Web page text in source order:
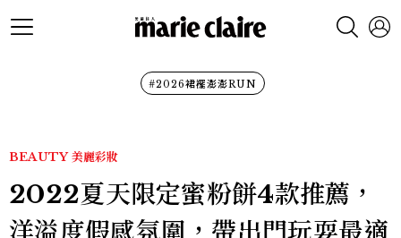
#2026裙襬澎澎RUN
BEAUTY 美麗彩妝
2022夏天限定蜜粉餅4款推薦，